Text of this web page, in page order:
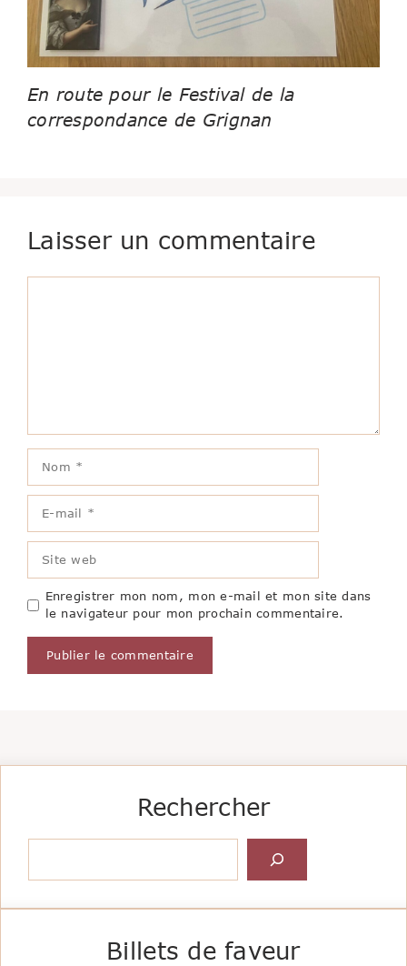
En route pour le Festival de la
correspondance de Grignan
Laisser un commentaire
mail
web
Enregistrer mon nom, mon e-mail et mon site dans
le navigateur pour mon prochain commentaire.
Rechercher
Billets de faveur